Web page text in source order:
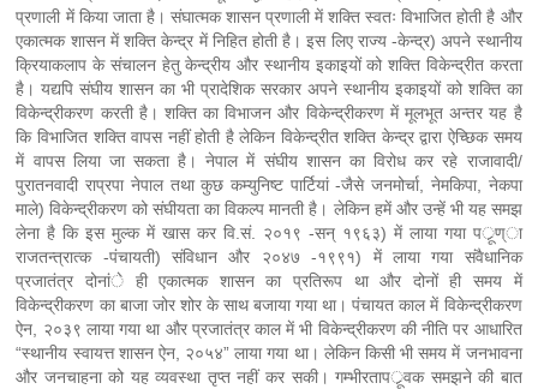
प्रणाली में किया जाता है। संघात्मक शासन प्रणाली में शक्ति स्वतः विभाजित होती है और
एकात्मक शासन में शक्ति केन्द्र में निहित होती है। इस लिए राज्य -केन्द्र) अपने स्थानीय
क्रियाकलाप के संचालन हेतु केन्द्रीय और स्थानीय इकाइयों को शक्ति विकेन्द्रीत करता
है। यद्यपि संघीय शासन का भी प्रादेशिक सरकार अपने स्थानीय इकाइयों को शक्ति का
विकेन्द्रीकरण करती है। शक्ति का विभाजन और विकेन्द्रीकरण में मूलभूत अन्तर यह है
कि विभाजित शक्ति वापस नहीं होती है लेकिन विकेन्द्रीत शक्ति केन्द्र द्वारा ऐच्छिक समय
में वापस लिया जा सकता है। नेपाल में संघीय शासन का विरोध कर रहे राजावादी/
पुरातनवादी राप्रपा नेपाल तथा कुछ कम्युनिष्ट पार्टियां -जैसे जनमोर्चा, नेमकिपा, नेकपा
माले) विकेन्द्रीकरण को संघीयता का विकल्प मानती है। लेकिन हमें और उन्हें भी यह समझ
लेना है कि इस मुल्क में खास कर वि.सं. २०१९ -सन् १९६३) में लाया गया पर्ूण्ा
राजतन्त्रात्क -पंचायती) संविधान और २०४७ -१९९१) में लाया गया संवैधानिक
प्रजातंत्र दोनांे ही एकात्मक शासन का प्रतिरूप था और दोनों ही समय में
विकेन्द्रीकरण का बाजा जोर शोर के साथ बजाया गया था। पंचायत काल में विकेन्द्रीकरण
ऐन, २०३९ लाया गया था और प्रजातंत्र काल में भी विकेन्द्रीकरण की नीति पर आधारित
“स्थानीय स्वायत्त शासन ऐन, २०५४” लाया गया था। लेकिन किसी भी समय में जनभावना
और जनचाहना को यह व्यवस्था तृप्त नहीं कर सकी। गम्भीरतापर्ूवक समझने की बात